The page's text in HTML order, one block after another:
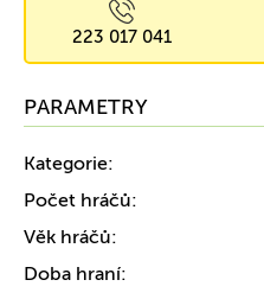
223 017 041
PARAMETRY
Kategorie:
Počet hráčů:
Věk hráčů:
Doba hraní: